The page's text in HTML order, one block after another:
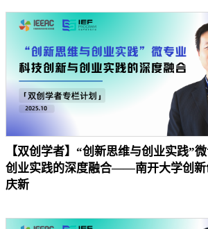
【双创学者】“创新思维与创业实践”
创业实践的深度融合——南开大学创新
庆新